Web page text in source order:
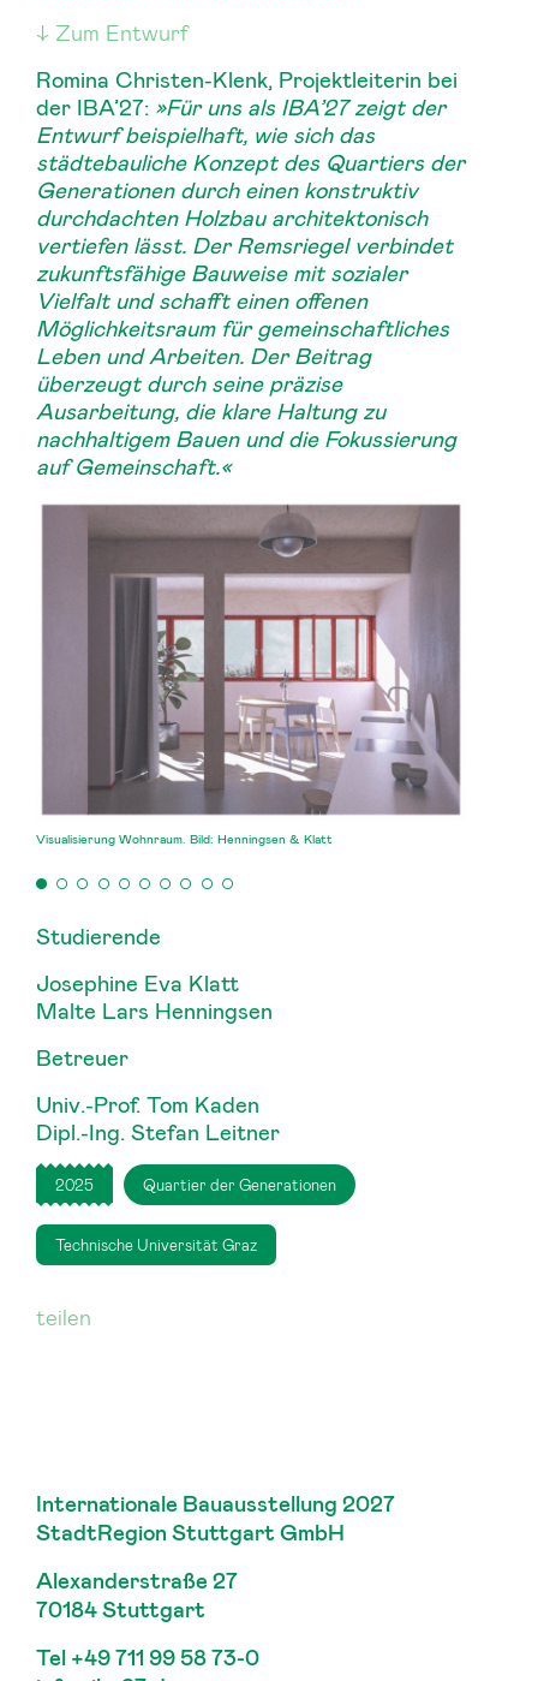
Zum Entwurf
Romina Christen-Klenk, Projektleiterin bei
der IBA’27: »Für uns als IBA’27 zeigt der
Entwurf beispielhaft, wie sich das
städtebauliche Konzept des Quartiers der
Generationen durch einen konstruktiv
durchdachten Holzbau architektonisch
vertiefen lässt. Der Remsriegel verbindet
zukunftsfähige Bauweise mit sozialer
Vielfalt und schafft einen offenen
Möglichkeitsraum für gemeinschaftliches
Leben und Arbeiten. Der Beitrag
überzeugt durch seine präzise
Ausarbeitung, die klare Haltung zu
nachhaltigem Bauen und die Fokussierung
auf Gemeinschaft.«
Visualisierung Wohnraum. Bild: Henningsen & Klatt
Studierende
Josephine Eva Klatt
Malte Lars Henningsen
Betreuer
Univ.-Prof. Tom Kaden
Dipl.-Ing. Stefan Leitner
2025 Quartier der Generationen
Technische Universität Graz
teilen
Internationale Bauausstellung 2027
StadtRegion Stuttgart GmbH
Alexanderstraße 27
70184 Stuttgart
Tel +49 711 99 58 73-0